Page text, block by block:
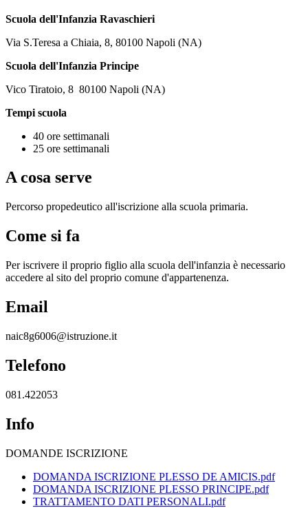
Scuola dell'Infanzia Ravaschieri
Via S.Teresa a Chiaia, 8, 80100 Napoli (NA)
Scuola dell'Infanzia Principe
Vico Tiratoio, 8 80100 Napoli (NA)
Tempi scuola
40 ore settimanali
25 ore settimanali
A cosa serve
Percorso propedeutico all'iscrizione alla scuola primaria.
Come si fa
Per iscrivere il proprio figlio alla scuola dell'infanzia è necessario
accedere al sito del proprio comune d'appartenenza.
Email
naic8g6006@istruzione.it
Telefono
081.422053
Info
DOMANDE ISCRIZIONE
DOMANDA ISCRIZIONE PLESSO DE AMICIS.pdf
DOMANDA ISCRIZIONE PLESSO PRINCIPE.pdf
TRATTAMENTO DATI PERSONALI.pdf